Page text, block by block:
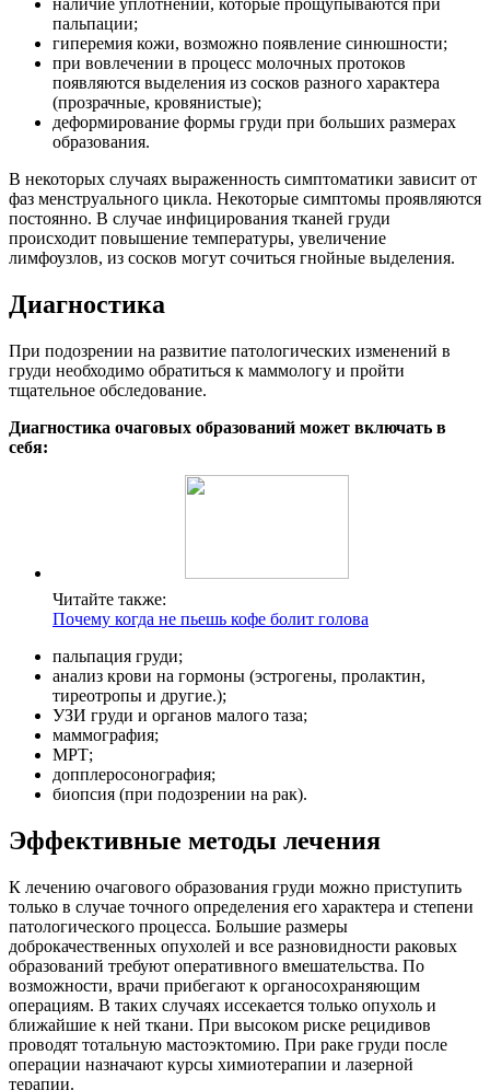
наличие уплотнений, которые прощупываются при
пальпации;
гиперемия кожи, возможно появление синюшности;
при вовлечении в процесс молочных протоков
появляются выделения из сосков разного характера
(прозрачные, кровянистые);
деформирование формы груди при больших размерах
образования.
В некоторых случаях выраженность симптоматики зависит от
фаз менструального цикла. Некоторые симптомы проявляются
постоянно. В случае инфицирования тканей груди
происходит повышение температуры, увеличение
лимфоузлов, из сосков могут сочиться гнойные выделения.
Диагностика
При подозрении на развитие патологических изменений в
груди необходимо обратиться к маммологу и пройти
тщательное обследование.
Диагностика очаговых образований может включать в
себя:
Читайте также:
Почему когда не пьешь кофе болит голова
пальпация груди;
анализ крови на гормоны (эстрогены, пролактин,
тиреотропы и другие.);
УЗИ груди и органов малого таза;
маммография;
МРТ;
допплеросонография;
биопсия (при подозрении на рак).
Эффективные методы лечения
К лечению очагового образования груди можно приступить
только в случае точного определения его характера и степени
патологического процесса. Большие размеры
доброкачественных опухолей и все разновидности раковых
образований требуют оперативного вмешательства. По
возможности, врачи прибегают к органосохраняющим
операциям. В таких случаях иссекается только опухоль и
ближайшие к ней ткани. При высоком риске рецидивов
проводят тотальную мастоэктомию. При раке груди после
операции назначают курсы химиотерапии и лазерной
терапии.